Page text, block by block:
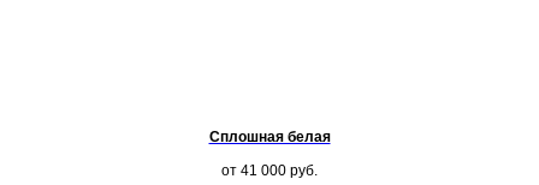
Сплошная белая
от 41 000 руб.